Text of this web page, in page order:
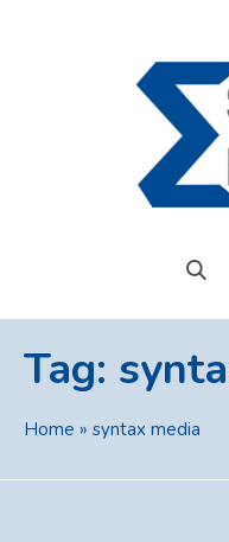
Tag:
Home » syntax media